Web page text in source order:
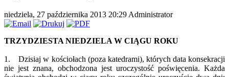
niedziela, 27 października 2013 20:29 Administrator
TRZYDZIESTA NIEDZIELA W CIĄGU ROKU
1. Dzisiaj w kościołach (poza katedrami), których data konsekracji
nie jest znana, obchodzona jest uroczystość poświęcenia. Każda